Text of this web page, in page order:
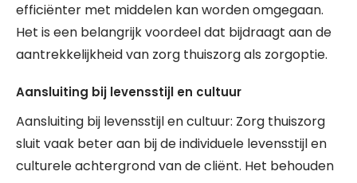
efficiënter met middelen kan worden omgegaan.
Het is een belangrijk voordeel dat bijdraagt aan de
aantrekkelijkheid van zorg thuiszorg als zorgoptie.
Aansluiting bij levensstijl en cultuur
Aansluiting bij levensstijl en cultuur: Zorg thuiszorg
sluit vaak beter aan bij de individuele levensstijl en
culturele achtergrond van de cliënt. Het behouden